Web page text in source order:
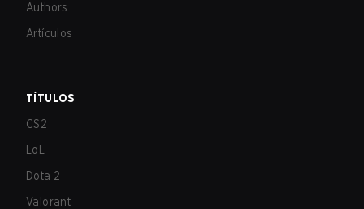
Authors
Artículos
TÍTULOS
CS2
LoL
Dota 2
Valorant